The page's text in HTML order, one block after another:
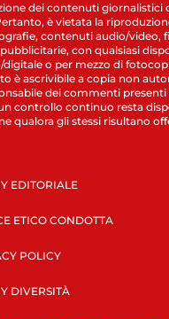
dei contenuti giornalistici
è vietata la
contenuti audio/video,
con qualsiasi
o per mezzo di
è ascrivibile a copia non
dei commenti
controllo continuo resta
qualora gli stessi risultano
EDITORIALE
ETICO CONDOTTA
POLICY
DIVERSITÀ